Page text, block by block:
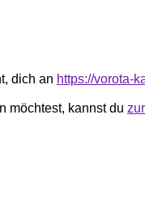
dich an https://vorota-
möchtest, kannst du